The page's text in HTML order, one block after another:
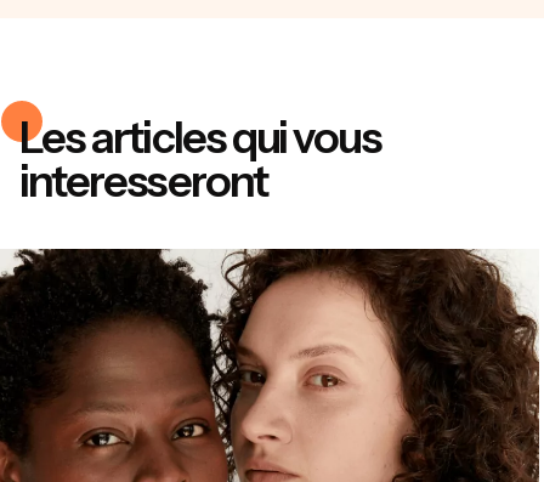
Les articles qui vous
interesseront